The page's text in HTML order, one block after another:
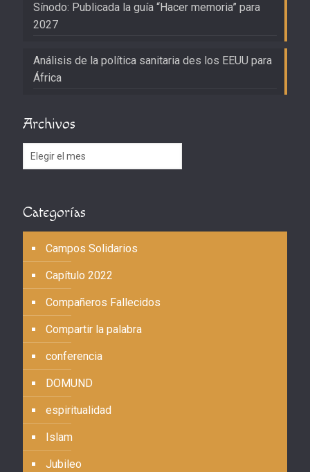
Sínodo: Publicada la guía “Hacer memoria” para
2027
Análisis de la política sanitaria des los EEUU para
África
Archivos
Archivos
Categorías
Campos Solidarios
Capítulo 2022
Compañeros Fallecidos
Compartir la palabra
conferencia
DOMUND
espiritualidad
Islam
Jubileo